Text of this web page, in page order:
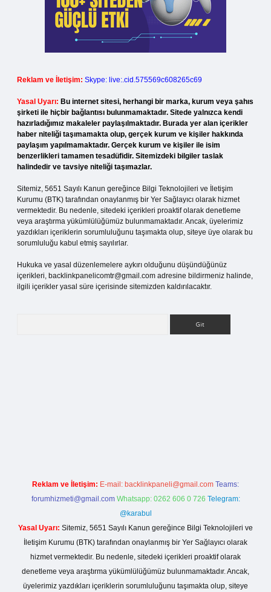
Reklam ve İletişim: Skype: live:.cid.575569c608265c69
Yasal Uyarı: Bu internet sitesi, herhangi bir marka, kurum veya şahıs
şirketi ile hiçbir bağlantısı bulunmamaktadır. Sitede yalnızca kendi
hazırladığımız makaleler paylaşılmaktadır. Burada yer alan içerikler
haber niteliği taşımamakta olup, gerçek kurum ve kişiler hakkında
paylaşım yapılmamaktadır. Gerçek kurum ve kişiler ile isim
benzerlikleri tamamen tesadüfidir. Sitemizdeki bilgiler taslak
halindedir ve tavsiye niteliği taşımazlar.
Sitemiz, 5651 Sayılı Kanun gereğince Bilgi Teknolojileri ve İletişim
Kurumu (BTK) tarafından onaylanmış bir Yer Sağlayıcı olarak hizmet
vermektedir. Bu nedenle, sitedeki içerikleri proaktif olarak denetleme
veya araştırma yükümlülüğümüz bulunmamaktadır. Ancak, üyelerimiz
yazdıkları içeriklerin sorumluluğunu taşımakta olup, siteye üye olarak bu
sorumluluğu kabul etmiş sayılırlar.
Hukuka ve yasal düzenlemelere aykırı olduğunu düşündüğünüz
içerikleri, backlinkpanelicomtr@gmail.com adresine bildirmeniz halinde,
ilgili içerikler yasal süre içerisinde sitemizden kaldırılacaktır.
Reklam ve İletişim: E-mail: backlinkpaneli@gmail.com Teams:
forumhizmeti@gmail.com Whatsapp: 0262 606 0 726 Telegram:
@karabul
Yasal Uyarı: Sitemiz, 5651 Sayılı Kanun gereğince Bilgi Teknolojileri ve
İletişim Kurumu (BTK) tarafından onaylanmış bir Yer Sağlayıcı olarak
hizmet vermektedir. Bu nedenle, sitedeki içerikleri proaktif olarak
denetleme veya araştırma yükümlülüğümüz bulunmamaktadır. Ancak,
üyelerimiz yazdıkları içeriklerin sorumluluğunu taşımakta olup, siteye